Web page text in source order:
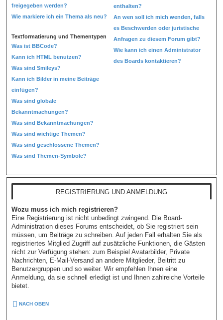
freigegeben werden?
Wie markiere ich ein Thema als neu?
Textformatierung und Thementypen
Was ist BBCode?
Kann ich HTML benutzen?
Was sind Smileys?
Kann ich Bilder in meine Beiträge
einfügen?
Was sind globale
Bekanntmachungen?
Was sind Bekanntmachungen?
Was sind wichtige Themen?
Was sind geschlossene Themen?
Was sind Themen-Symbole?
enthalten?
An wen soll ich mich wenden, falls
es Beschwerden oder juristische
Anfragen zu diesem Forum gibt?
Wie kann ich einen Administrator
des Boards kontaktieren?
REGISTRIERUNG UND ANMELDUNG
Wozu muss ich mich registrieren?
Eine Registrierung ist nicht unbedingt zwingend. Die Board-
Administration dieses Forums entscheidet, ob Sie registriert sein
müssen, um Beiträge zu schreiben. Auf jeden Fall erhalten Sie als
registriertes Mitglied Zugriff auf zusätzliche Funktionen, die Gästen
nicht zur Verfügung stehen: zum Beispiel Avatarbilder, Private
Nachrichten, E-Mail-Versand an andere Mitglieder, Beitritt zu
Benutzergruppen und so weiter. Wir empfehlen Ihnen eine
Anmeldung, da sie schnell erledigt ist und Ihnen zahlreiche Vorteile
bietet.
NACH OBEN